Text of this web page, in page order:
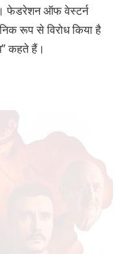
फेडरेशन ऑफ वेस्टर्न
रूप से विरोध किया है
कहते हैं।